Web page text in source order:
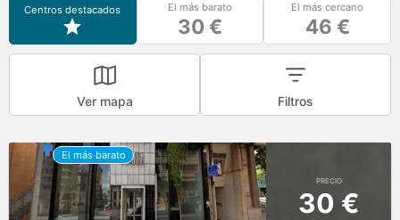
Centros destacados El más barato
30 €
El más cercano
46 €
Ver mapa Filtros
PRECIO
30 €